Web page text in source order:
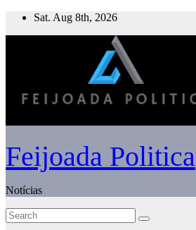
Skip
Sat. Aug 8th, 2026
Feijoada Politica
Notícias